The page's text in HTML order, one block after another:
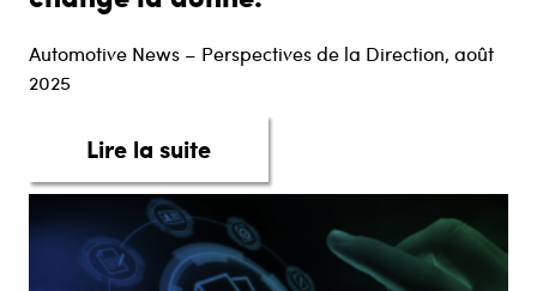
Automotive News – Perspectives de la Direction, août
2025
Lire la suiteabout La numérisation du